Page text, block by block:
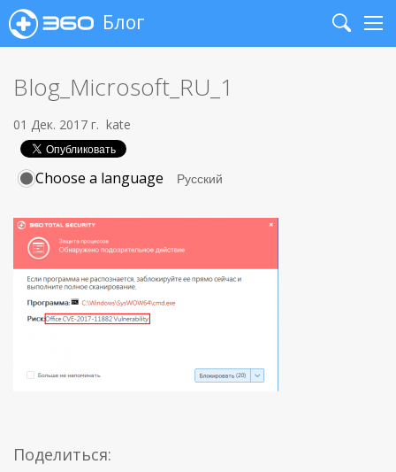
Блог
Search
Blog_Microsoft_RU_1
01 Дек. 2017 г. kate
Choose a language
Поделиться: